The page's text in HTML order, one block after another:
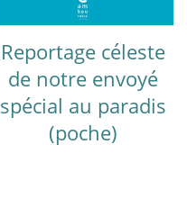
Reportage céleste
de notre envoyé
spécial au paradis
(poche)